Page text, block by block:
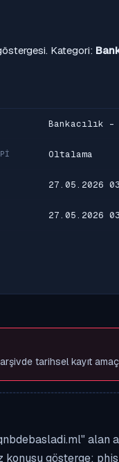
Kategori:
Bankacılık -
Oltalama
27.05.2026
27.05.2026
tarihsel kayıt
alan
konusu gösterge;